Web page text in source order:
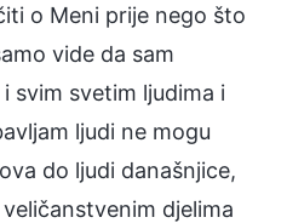
o Meni prije nego što
vide da sam
svim svetim ljudima i
ljudi ne mogu
do ljudi današnjice,
djelima